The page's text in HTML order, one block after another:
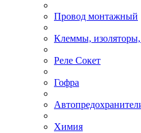
Провод монтажный
Клеммы,
Реле Сокет
Гофра
Химия